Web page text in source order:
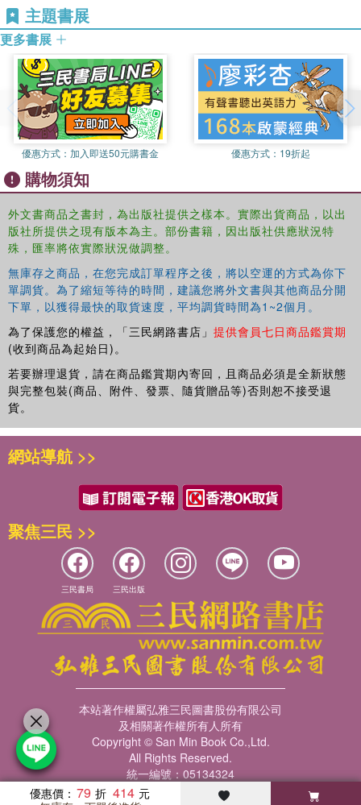
Framework, we offer:A full colour, highly illustrated and photograph
rich Student's BookA write-in Workbook linked to the Student's
BookThis comprehensive Teacher's Guide with clear suggestions
for using the materials, including the electronic components of the
courseA DVD-ROM which contains slideshows, video clips,
additional photographs and interactive activities for use in the
classroom.Provides support as part of a set of resources for the
Cambridge Primary curriculum framework from 2011.This title is
endorsed by Cambridge Assessment International Education.
主題書展
更多書展
優惠方式： 加入即送50元購書金 優惠方式： 19折起
購物須知
外文書商品之書封，為出版社提供之樣本。實際出貨商品，以出
版社所提供之現有版本為主。部份書籍，因出版社供應狀況特
殊，匯率將依實際狀況做調整。
無庫存之商品，在您完成訂單程序之後，將以空運的方式為你下
單調貨。為了縮短等待的時間，建議您將外文書與其他商品分開
下單，以獲得最快的取貨速度，平均調貨時間為1~2個月。
為了保護您的權益，「三民網路書店」 提供會員七日商品鑑賞期
(收到商品為起始日)。
若要辦理退貨，請在商品鑑賞期內寄回，且商品必須是全新狀態
與完整包裝(商品、附件、發票、隨貨贈品等)否則恕不接受退
貨。
優惠價： 79 414
網站導航 >>
聚焦三民 >>
三民書局 三民出版
本站著作權屬弘雅三民圖書股份有限公司
及相關著作權所有人所有
Copyright © San Min Book Co.,Ltd.
All Rights Reserved.
統一編號：05134324